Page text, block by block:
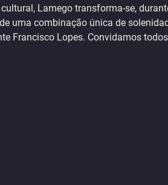
Lamego transforma-se,
uma combinação única de
Francisco Lopes. Convidamos